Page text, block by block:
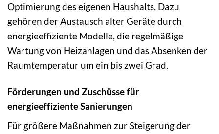
Optimierung des eigenen Haushalts. Dazu
gehören der Austausch alter Geräte durch
energieeffiziente Modelle, die regelmäßige
Wartung von Heizanlagen und das Absenken der
Raumtemperatur um ein bis zwei Grad.
Förderungen und Zuschüsse für
energieeffiziente Sanierungen
Für größere Maßnahmen zur Steigerung der